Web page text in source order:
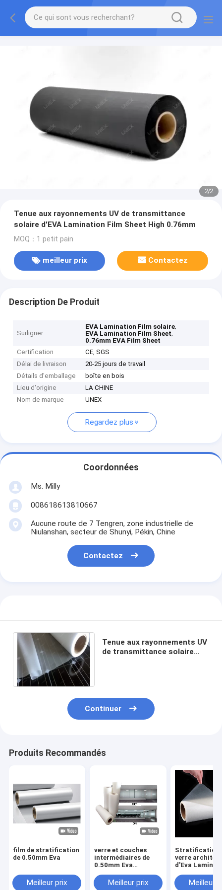
2/2
Tenue aux rayonnements UV de transmittance
solaire d'EVA Lamination Film Sheet High 0.76mm
MOQ：1 petit pain
meilleur prix Contactez
Description De Produit
Surligner
EVA Lamination Film solaire,
EVA Lamination Film Sheet,
0.76mm EVA Film Sheet
Certification
CE, SGS
Délai de livraison
20-25 jours de travail
Détails d'emballage
boîte en bois
Lieu d'origine
LA CHINE
Nom de marque
UNEX
Regardez plus
Coordonnées
Ms. Milly
008618613810667
Aucune route de 7 Tengren, zone industrielle de
Niulanshan, secteur de Shunyi, Pékin, Chine
Contactez
Tenue aux rayonnements UV
de transmittance solaire
Continuer
Produits Recommandés
film de stratification
de 0.50mm Eva
Meilleur prix
verre et couches
intermédiaires de
0.50mm Eva
Decorative
Meilleur prix
Stratification
verre
d'Eva
Meilleur